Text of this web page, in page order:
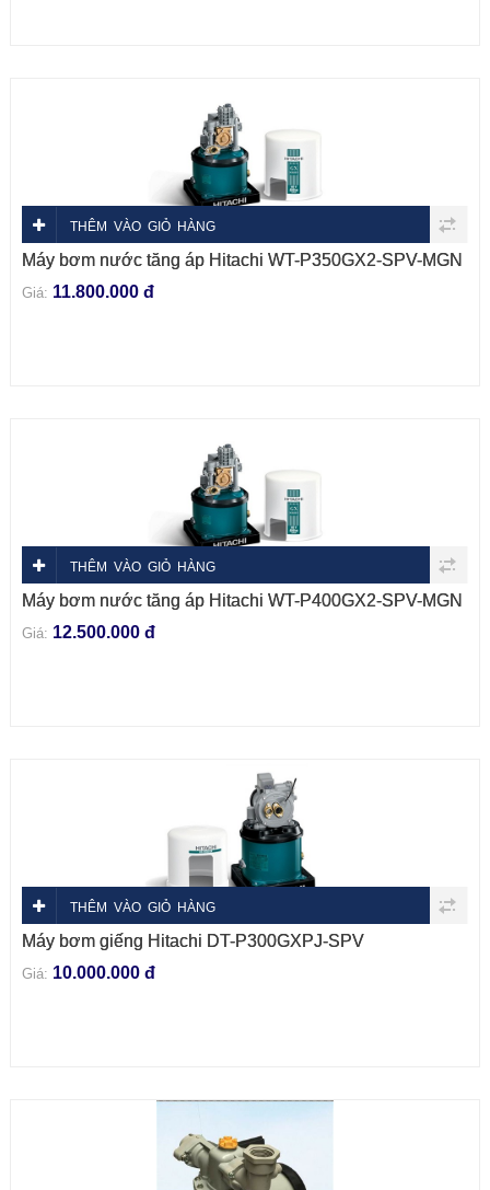
THÊM VÀO GIỎ HÀNG
Máy bơm nước tăng áp Hitachi WT-P350GX2-SPV-MGN
Giá: 11.800.000 đ
THÊM VÀO GIỎ HÀNG
Máy bơm nước tăng áp Hitachi WT-P400GX2-SPV-MGN
Giá: 12.500.000 đ
THÊM VÀO GIỎ HÀNG
Máy bơm giếng Hitachi DT-P300GXPJ-SPV
Giá: 10.000.000 đ